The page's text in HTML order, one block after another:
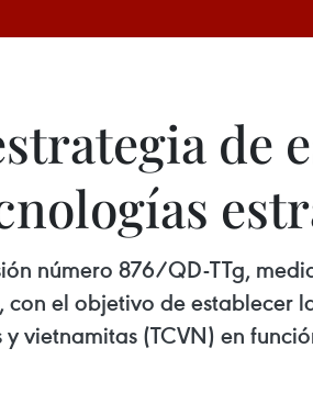
de
número 876/QD-TTg,
el objetivo de establecer
vietnamitas (TCVN) en